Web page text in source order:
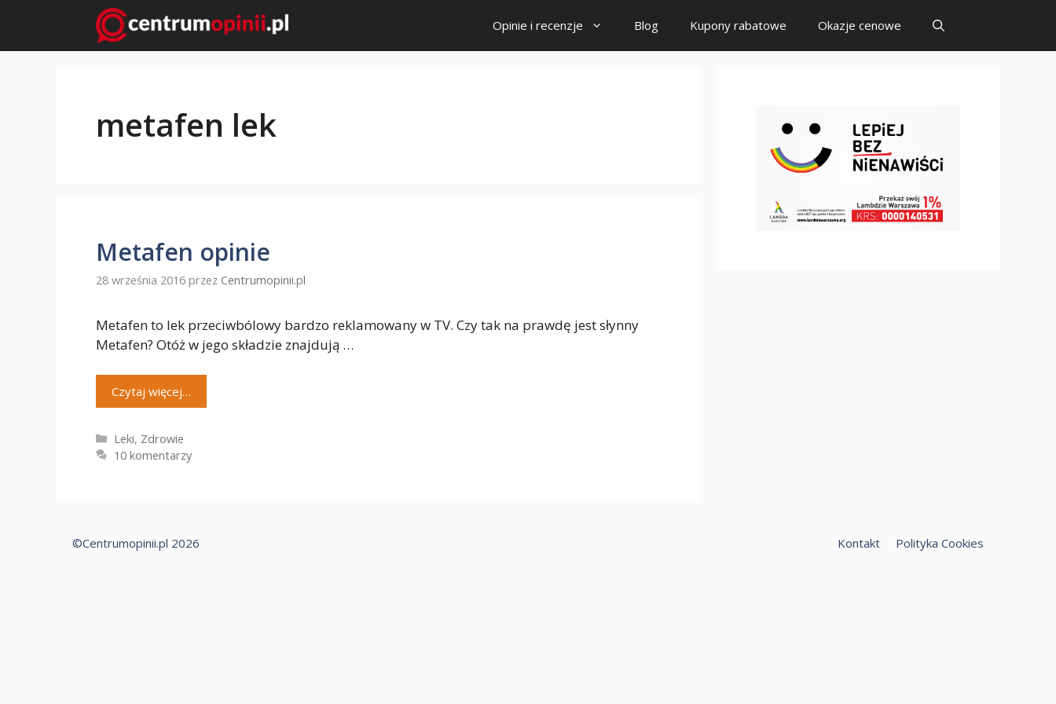
treści
Opinie i recenzje Blog Kupony rabatowe Okazje cenowe
metafen lek
Metafen opinie
28 września 2016 przez Centrumopinii.pl
Metafen to lek przeciwbólowy bardzo reklamowany w TV. Czy tak na prawdę jest słynny
Metafen? Otóż w jego składzie znajdują …
Czytaj więcej…
Kategorie
Leki, Zdrowie
10 komentarzy
Kontakt Polityka Cookies
©Centrumopinii.pl 2026